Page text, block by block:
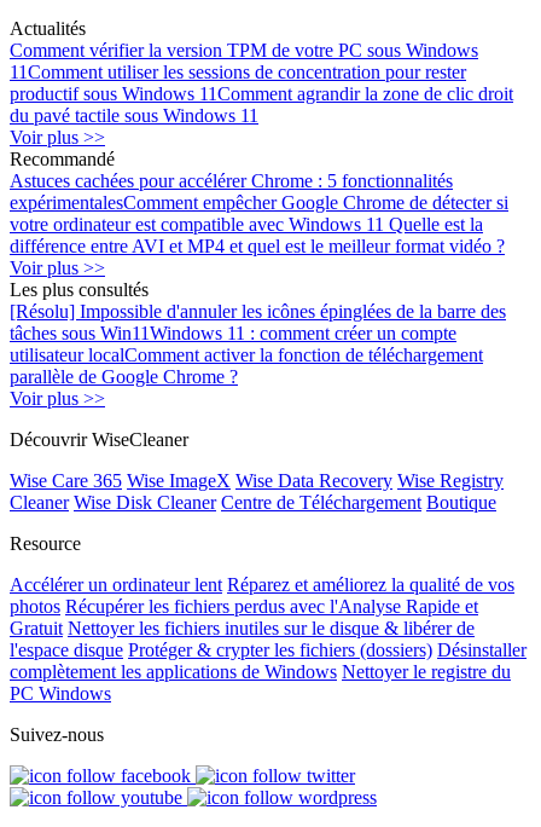
Actualités
Comment vérifier la version TPM de votre PC sous Windows
11Comment utiliser les sessions de concentration pour rester
productif sous Windows 11Comment agrandir la zone de clic droit
du pavé tactile sous Windows 11
Voir plus >>
Recommandé
Astuces cachées pour accélérer Chrome : 5 fonctionnalités
expérimentalesComment empêcher Google Chrome de détecter si
votre ordinateur est compatible avec Windows 11 Quelle est la
différence entre AVI et MP4 et quel est le meilleur format vidéo ?
Voir plus >>
Les plus consultés
[Résolu] Impossible d'annuler les icônes épinglées de la barre des
tâches sous Win11Windows 11 : comment créer un compte
utilisateur localComment activer la fonction de téléchargement
parallèle de Google Chrome ?
Voir plus >>
Découvrir WiseCleaner
Wise Care 365 Wise ImageX Wise Data Recovery Wise Registry
Cleaner Wise Disk Cleaner Centre de Téléchargement Boutique
Resource
Accélérer un ordinateur lent Réparez et améliorez la qualité de vos
photos Récupérer les fichiers perdus avec l'Analyse Rapide et
Gratuit Nettoyer les fichiers inutiles sur le disque & libérer de
l'espace disque Protéger & crypter les fichiers (dossiers) Désinstaller
complètement les applications de Windows Nettoyer le registre du
PC Windows
Suivez-nous